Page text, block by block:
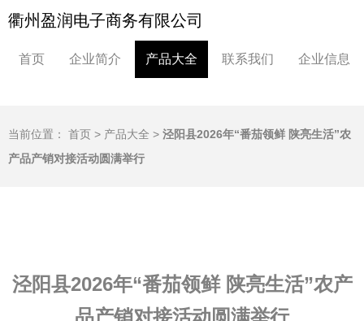
衢州盈润电子商务有限公司
首页 企业简介 产品大全 联系我们 企业信息
当前位置： 首页 > 产品大全 > 泾阳县2026年“番茄领鲜 陕亮生活”农
产品产销对接活动圆满举行
泾阳县2026年“番茄领鲜 陕亮生活”农产
品产销对接活动圆满举行